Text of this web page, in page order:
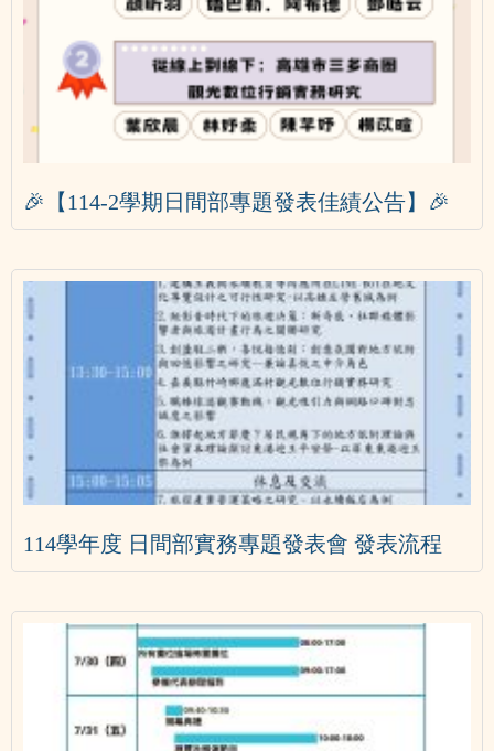
🎉【114-2學期日間部專題發表佳績公告】🎉
114學年度 日間部實務專題發表會 發表流程